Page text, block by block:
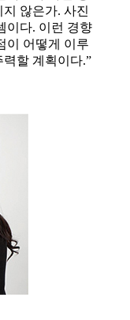
않은가. 사진
이다. 이런 경향
이 어떻게 이루
할 계획이다.”